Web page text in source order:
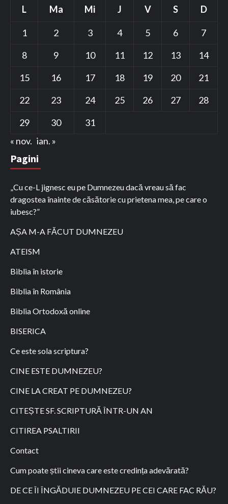
L Ma Mi J V S D
1 2 3 4 5 6
7
8
9 10 11 12 13
14
15
16 17 18 19 20
21
22
23 24 25 26 27
28
29
30
31
« nov. ian. »
Pagini
„Cu ce-L jignesc eu pe Dumnezeu dacă vreau să fac
dragostea înainte de căsătorie cu prietena mea, pe care o
iubesc?”
AȘA M-A FĂCUT DUMNEZEU
ATEISM
Biblia în istorie
Biblia în România
Biblia Ortodoxă online
BISERICA
Ce este sola scriptura?
CINE ESTE DUMNEZEU?
CINE LA CREAT PE DUMNEZEU?
CITEȘTE SF. SCRIPTURĂ ÎNTR-UN AN
CITIREA PSALTIRII
Contact
Cum poate știi cineva care este credința adevărată?
DE CE ÎI ÎNGĂDUIE DUMNEZEU PE CEI CARE FAC RĂU?